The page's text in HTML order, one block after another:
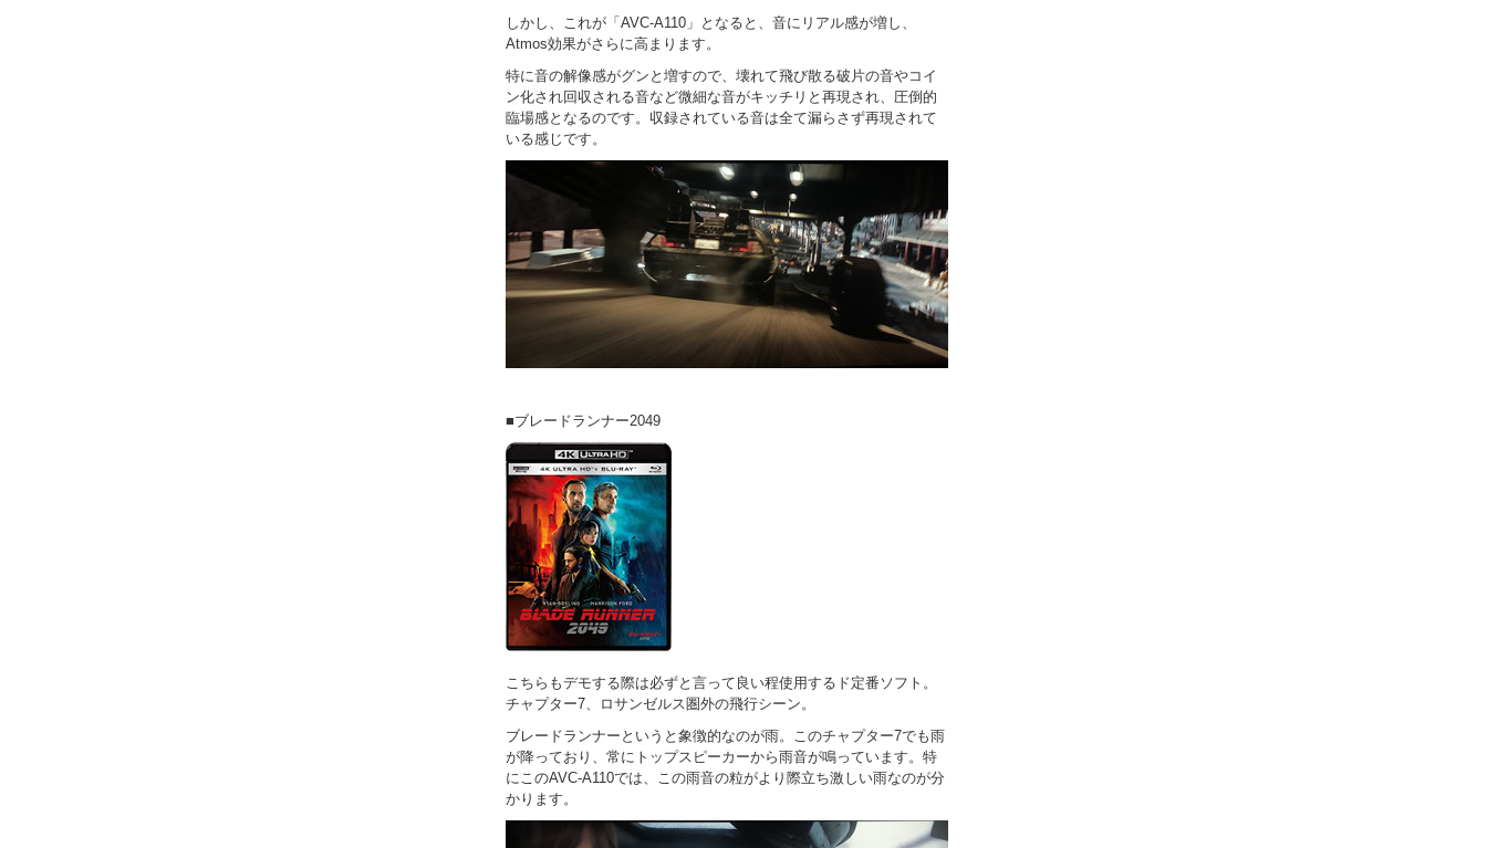
しかし、これが「AVC-A110」となると、音にリアル感が増し、
Atmos効果がさらに高まります。
特に音の解像感がグンと増すので、壊れて飛び散る破片の音やコイ
ン化され回収される音など微細な音がキッチリと再現され、圧倒的
臨場感となるのです。収録されている音は全て漏らさず再現されて
いる感じです。
■ブレードランナー2049
こちらもデモする際は必ずと言って良い程使用するド定番ソフト。
チャプター7、ロサンゼルス圏外の飛行シーン。
ブレードランナーというと象徴的なのが雨。このチャプター7でも雨
が降っており、常にトップスピーカーから雨音が鳴っています。特
にこのAVC-A110では、この雨音の粒がより際立ち激しい雨なのが分
かります。